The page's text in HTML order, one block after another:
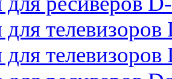
телевизоров